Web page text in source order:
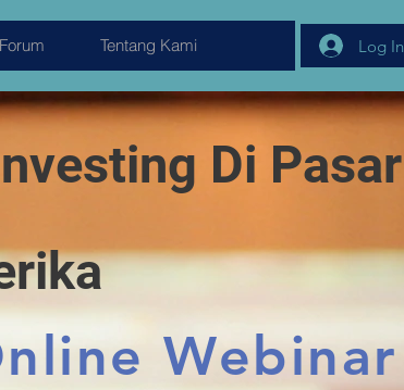
Forum Tentang Kami Log In
Di Pasar
Webinar